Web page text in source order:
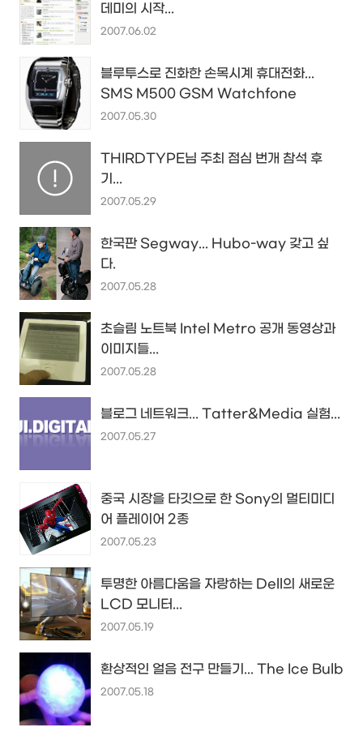
데미의 시작...
2007.06.02
블루투스로 진화한 손목시계 휴대전화...
SMS M500 GSM Watchfone
2007.05.30
THIRDTYPE님 주최 점심 번개 참석 후
기...
2007.05.29
한국판 Segway... Hubo-way 갖고 싶
다.
2007.05.28
초슬림 노트북 Intel Metro 공개 동영상과
이미지들...
2007.05.28
블로그 네트워크... Tatter&Media 실험...
2007.05.27
중국 시장을 타깃으로 한 Sony의 멀티미디
어 플레이어 2종
2007.05.23
투명한 아름다움을 자랑하는 Dell의 새로운
LCD 모니터...
2007.05.19
환상적인 얼음 전구 만들기... The Ice Bulb
2007.05.18